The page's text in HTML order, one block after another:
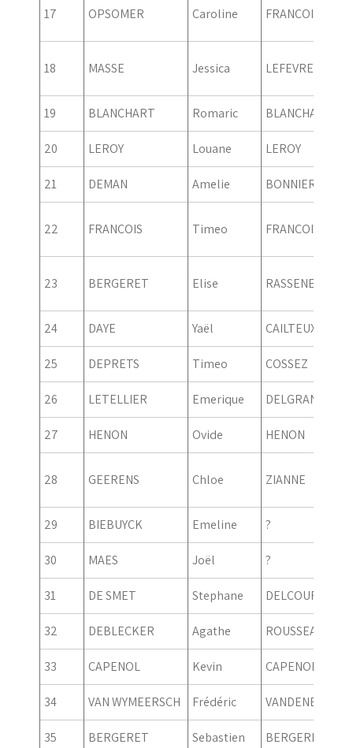
17 OPSOMER Caroline FRANCOIS
18 MASSE Jessica LEFEVRE
19 BLANCHART Romaric BLANCHART
20 LEROY Louane LEROY
21 DEMAN Amelie BONNIER
22 FRANCOIS Timeo FRANCOIS
23 BERGERET Elise RASSENEUR
24 DAYE Yaël CAILTEUX
25 DEPRETS Timeo COSSEZ
26 LETELLIER Emerique DELGRANGE
27 HENON Ovide HENON
28 GEERENS Chloe ZIANNE
29 BIEBUYCK Emeline ?
30 MAES Joël ?
31 DE SMET Stephane DELCOURT
32 DEBLECKER Agathe ROUSSEAU
33 CAPENOL Kevin CAPENOL
34 VAN WYMEERSCH Frédéric
35 BERGERET Sebastien BERGERET